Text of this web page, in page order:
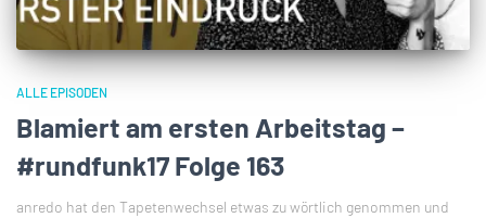
ALLE EPISODEN
Blamiert am ersten Arbeitstag –
#rundfunk17 Folge 163
anredo hat den Tapetenwechsel etwas zu wörtlich genommen und